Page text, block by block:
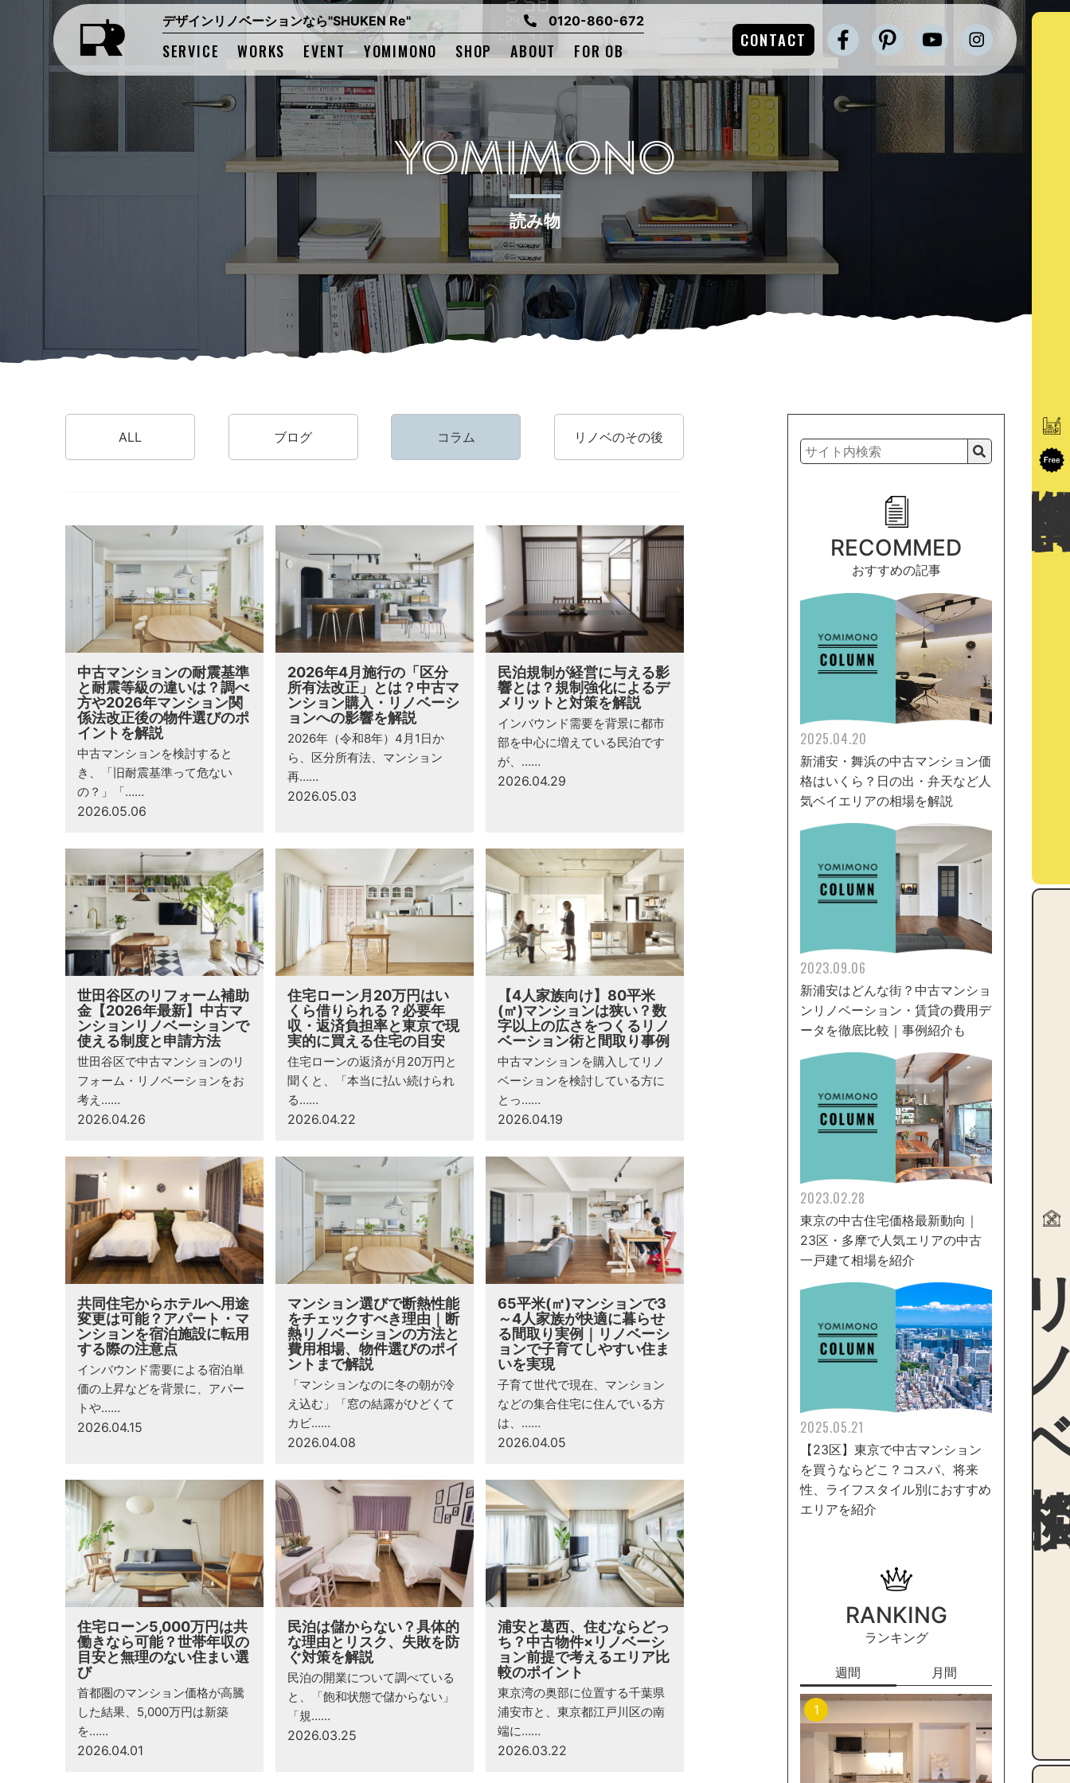
デザインリノベーションなら"SHUKEN Re" 0120-860-672
SERVICE WORKS EVENT YOMIMONO SHOP ABOUT FOR OB
CONTACT
YOMIMONO
読み物
ALL ブログ コラム リノベのその後
中古マンションの耐震基準
と耐震等級の違いは？調べ
方や2026年マンション関
係法改正後の物件選びのポ
イントを解説
中古マンションを検討すると
き、「旧耐震基準って危ない
の？」「……
2026.05.06
2026年4月施行の「区分
所有法改正」とは？中古マ
ンション購入・リノベーシ
ョンへの影響を解説
2026年（令和8年）4月1日か
ら、区分所有法、マンション
再……
2026.05.03
民泊規制が経営に与える影
響とは？規制強化によるデ
メリットと対策を解説
インバウンド需要を背景に都市
部を中心に増えている民泊です
が、……
2026.04.29
世田谷区のリフォーム補助
金【2026年最新】中古マ
ンションリノベーションで
使える制度と申請方法
世田谷区で中古マンションのリ
フォーム・リノベーションをお
考え……
2026.04.26
住宅ローン月20万円はい
くら借りられる？必要年
収・返済負担率と東京で現
実的に買える住宅の目安
住宅ローンの返済が月20万円と
聞くと、「本当に払い続けられ
る……
2026.04.22
【4人家族向け】80平米
(㎡)マンションは狭い？数
字以上の広さをつくるリノ
ベーション術と間取り事例
中古マンションを購入してリノ
ベーションを検討している方に
とっ……
2026.04.19
共同住宅からホテルへ用途
変更は可能？アパート・マ
ンションを宿泊施設に転用
する際の注意点
インバウンド需要による宿泊単
価の上昇などを背景に、アパー
トや……
2026.04.15
マンション選びで断熱性能
をチェックすべき理由｜断
熱リノベーションの方法と
費用相場、物件選びのポイ
ントまで解説
「マンションなのに冬の朝が冷
え込む」「窓の結露がひどくて
カビ……
2026.04.08
65平米(㎡)マンションで3
～4人家族が快適に暮らせ
る間取り実例｜リノベーシ
ョンで子育てしやすい住ま
いを実現
子育て世代で現在、マンション
などの集合住宅に住んでいる方
は、……
2026.04.05
住宅ローン5,000万円は共
働きなら可能？世帯年収の
目安と無理のない住まい選
び
首都圏のマンション価格が高騰
した結果、5,000万円は新築
を……
2026.04.01
民泊は儲からない？具体的
な理由とリスク、失敗を防
ぐ対策を解説
民泊の開業について調べている
と、「飽和状態で儲からない」
「規……
2026.03.25
浦安と葛西、住むならどっ
ち？中古物件×リノベーシ
ョン前提で考えるエリア比
較のポイント
東京湾の奥部に位置する千葉県
浦安市と、東京都江戸川区の南
端に……
2026.03.22
RECOMMED
おすすめの記事
2025.04.20
新浦安・舞浜の中古マンション価
格はいくら？日の出・弁天など人
気ベイエリアの相場を解説
2023.09.06
新浦安はどんな街？中古マンショ
ンリノベーション・賃貸の費用デ
ータを徹底比較｜事例紹介も
2023.02.28
東京の中古住宅価格最新動向｜
23区・多摩で人気エリアの中古
一戸建て相場を紹介
2025.05.21
【23区】東京で中古マンション
を買うならどこ？コスパ、将来
性、ライフスタイル別におすすめ
エリアを紹介
RANKING
ランキング
週間 月間
リ